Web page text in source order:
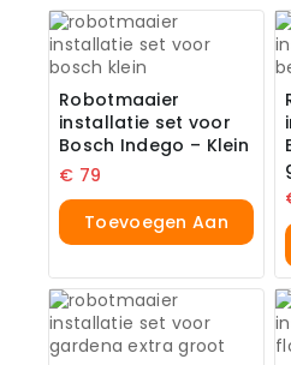
Robotmaaier
installatie set voor
Bosch Indego – Klein
€ 79
Toevoegen Aan